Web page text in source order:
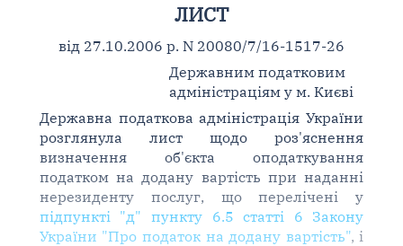
ЛИСТ
від 27.10.2006 р. N 20080/7/16-1517-26
Державним податковим
адміністраціям у м. Києві
Державна податкова адміністрація України
розглянула лист щодо роз'яснення
визначення об'єкта оподаткування
податком на додану вартість при наданні
нерезиденту послуг, що перелічені у
підпункті "д" пункту 6.5 статті 6 Закону
України "Про податок на додану вартість", і